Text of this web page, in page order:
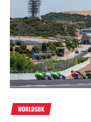
WORLDSBK